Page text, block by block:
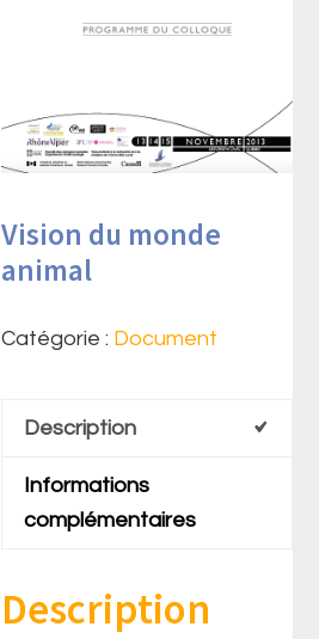
Vision du monde
animal
Catégorie : Document
Description
Informations
complémentaires
Description